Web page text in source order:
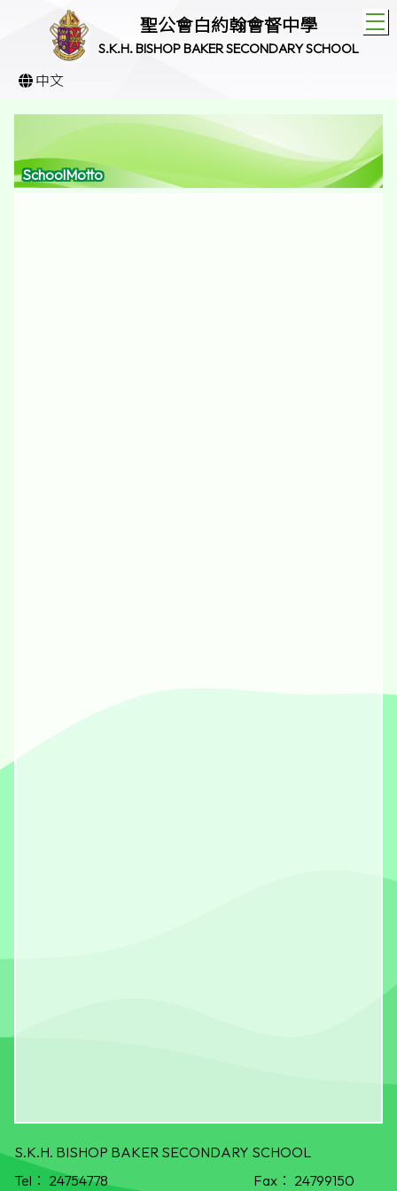
聖公會白約翰會督中學
S.K.H. BISHOP BAKER SECONDARY SCHOOL
中文
SchoolMotto
S.K.H. BISHOP BAKER SECONDARY SCHOOL
Tel： 24754778 Fax： 24799150